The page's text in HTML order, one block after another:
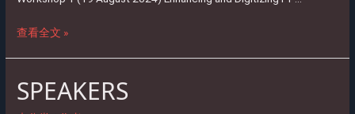
查看全文 »
SPEAKERS
SPEAKERS